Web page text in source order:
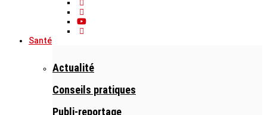
Santé
Actualité
Conseils pratiques
Publi-reportage